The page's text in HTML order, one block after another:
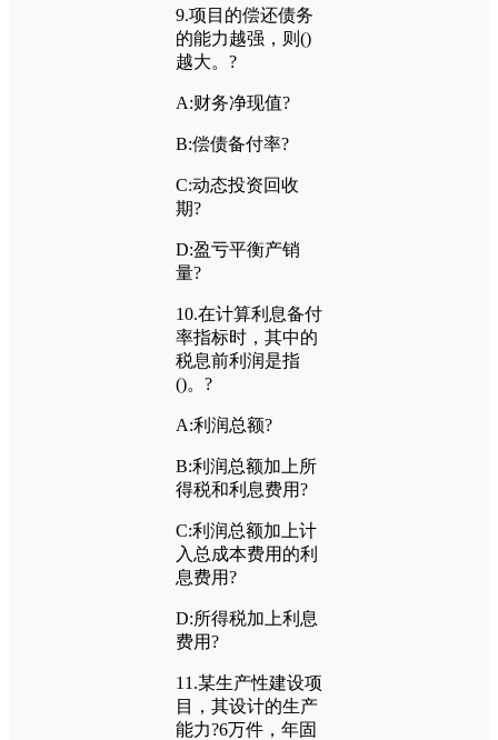
9.项目的偿还债务
的能力越强，则 ()
越大。?
A:财务净现值?
B:偿债备付率?
C:动态投资回收
期?
D:盈亏平衡产销
量?
10.在计算利息备付
率指标时，其中的
税息前利润是指
()。?
A:利润总额?
B:利润总额加上所
得税和利息费用?
C:利润总额加上计
入总成本费用的利
息费用?
D:所得税加上利息
费用?
11.某生产性建设项
目，其设计的生产
能力?6万件，年固